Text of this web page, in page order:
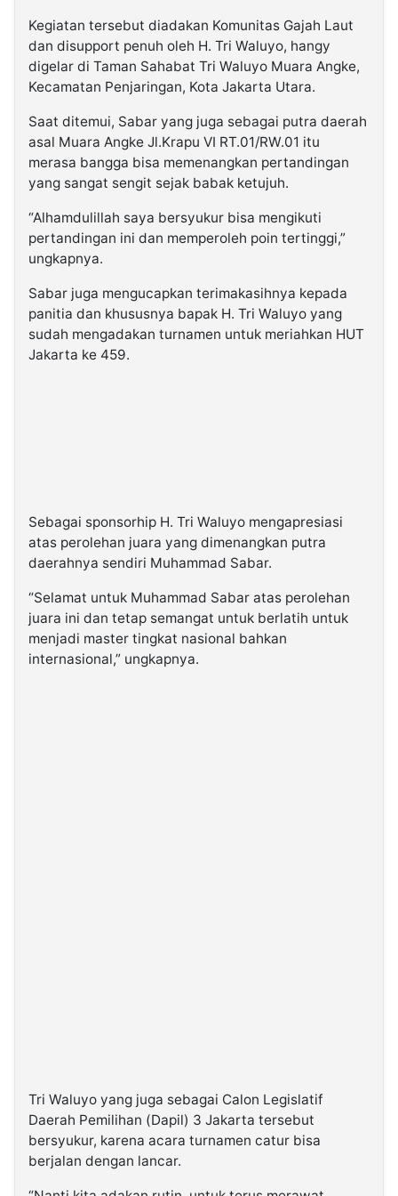
Kegiatan tersebut diadakan Komunitas Gajah Laut
dan disupport penuh oleh H. Tri Waluyo, hangy
digelar di Taman Sahabat Tri Waluyo Muara Angke,
Kecamatan Penjaringan, Kota Jakarta Utara.
Saat ditemui, Sabar yang juga sebagai putra daerah
asal Muara Angke Jl.Krapu VI RT.01/RW.01 itu
merasa bangga bisa memenangkan pertandingan
yang sangat sengit sejak babak ketujuh.
“Alhamdulillah saya bersyukur bisa mengikuti
pertandingan ini dan memperoleh poin tertinggi,”
ungkapnya.
Sabar juga mengucapkan terimakasihnya kepada
panitia dan khususnya bapak H. Tri Waluyo yang
sudah mengadakan turnamen untuk meriahkan HUT
Jakarta ke 459.
Sebagai sponsorhip H. Tri Waluyo mengapresiasi
atas perolehan juara yang dimenangkan putra
daerahnya sendiri Muhammad Sabar.
“Selamat untuk Muhammad Sabar atas perolehan
juara ini dan tetap semangat untuk berlatih untuk
menjadi master tingkat nasional bahkan
internasional,” ungkapnya.
Tri Waluyo yang juga sebagai Calon Legislatif
Daerah Pemilihan (Dapil) 3 Jakarta tersebut
bersyukur, karena acara turnamen catur bisa
berjalan dengan lancar.